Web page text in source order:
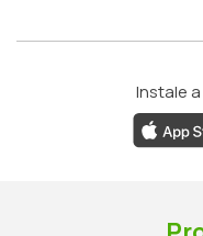
Instale